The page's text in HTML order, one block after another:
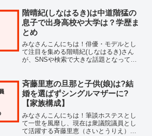
階晴紀(しなはるき)は中道階猛の
息子で出身高校や大学は？学歴ま
とめ
みなさんこんにちは！俳優・モデルとし
て注目を集める階晴紀(しなはるき)さん
が、SNSや検索で大きな話題となってい
学などの学歴について気になる方が多い
ようですね。そこ...
斉藤里恵の旦那と子供(娘)は?結
婚を選ばずシングルマザーに?
【家族構成】
みなさんこんにちは！筆談ホステスとし
て一世を風靡し、現在は衆議院議員とし
て活躍する斉藤里恵（さいとうりえ）さ